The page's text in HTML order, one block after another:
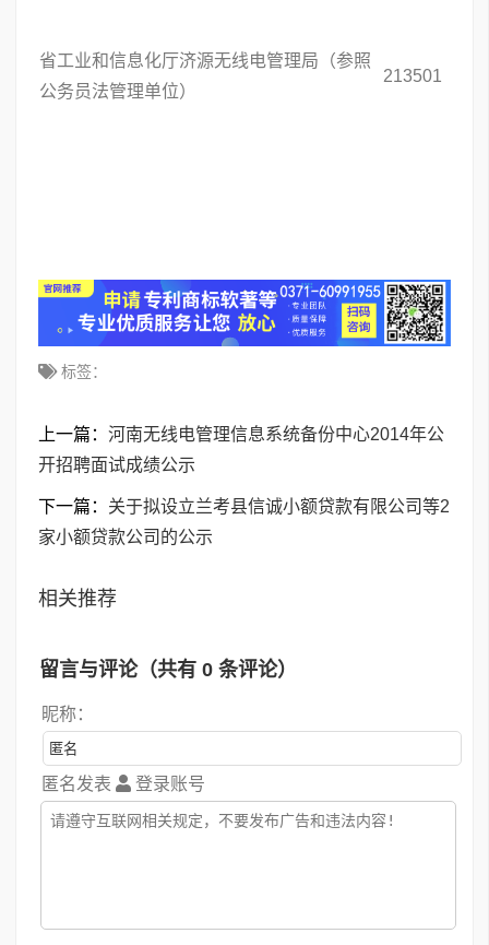
省工业和信息化厅济源无线电管理局（参照
公务员法管理单位）
213501
标签：
上一篇： 河南无线电管理信息系统备份中心2014年公
开招聘面试成绩公示
下一篇： 关于拟设立兰考县信诚小额贷款有限公司等2
家小额贷款公司的公示
相关推荐
留言与评论（共有 0 条评论）
昵称：
匿名发表 登录账号